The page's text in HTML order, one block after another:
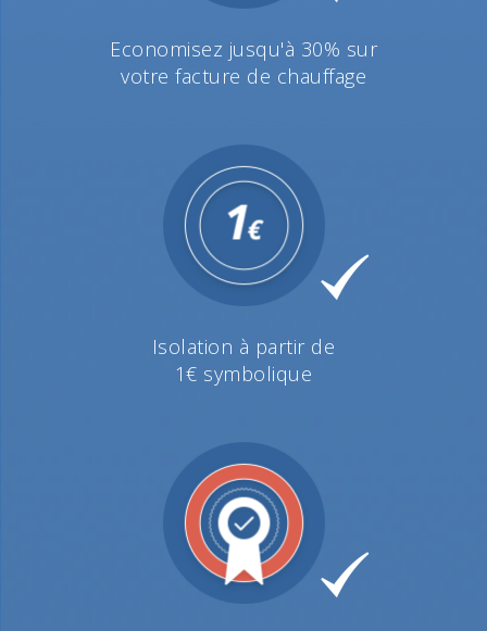
Economisez jusqu'à 30% sur
votre facture de chauffage
Isolation à partir de
1€ symbolique